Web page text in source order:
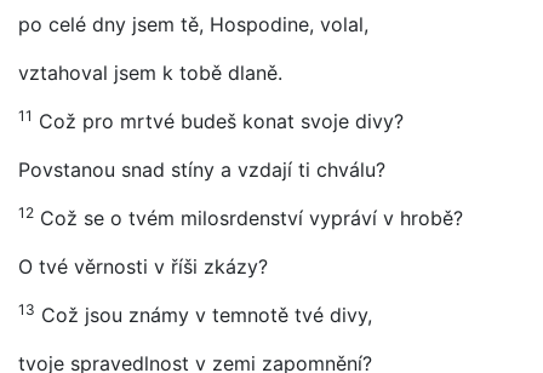
po celé dny jsem tě, Hospodine, volal,
vztahoval jsem k tobě dlaně.
11 Což pro mrtvé budeš konat svoje divy?
Povstanou snad stíny a vzdají ti chválu?
12 Což se o tvém milosrdenství vypráví v hrobě?
O tvé věrnosti v říši zkázy?
13 Což jsou známy v temnotě tvé divy,
tvoje spravedlnost v zemi zapomnění?